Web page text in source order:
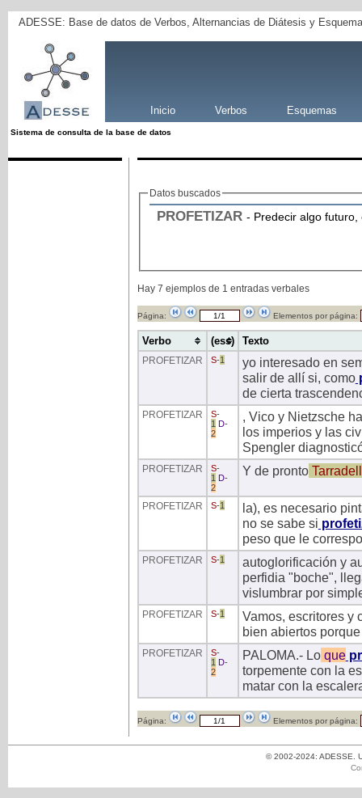
ADESSE: Base de datos de Verbos, Alternancias de Diátesis y
Inicio Verbos Esquemas
Sistema de consulta de la base de datos
Datos buscados
PROFETIZAR - Predecir algo
Hay 7 ejemplos de 1 entradas verbales
Página: Elementos por página:
Verbo (ess) Texto
PROFETIZAR S-1
yo interesado en
salir de allí si, como
de cierta
PROFETIZAR S-
1
D-
2
, Vico y Nietzsche
los imperios y las
Spengler
PROFETIZAR S-
1
D-
2
Y de pronto
PROFETIZAR S-1
la), es necesario
no se sabe si
peso que le
PROFETIZAR S-1
autoglorificación y
perfidia "boche",
vislumbrar por
PROFETIZAR S-1
Vamos, escritores y
bien abiertos
PROFETIZAR S-
1
D-
2
PALOMA.- Loque
torpemente con la
matar con la
Página: Elementos por página:
© 2002-2024: ADESSE.